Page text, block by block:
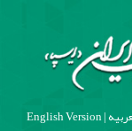
|
English Version